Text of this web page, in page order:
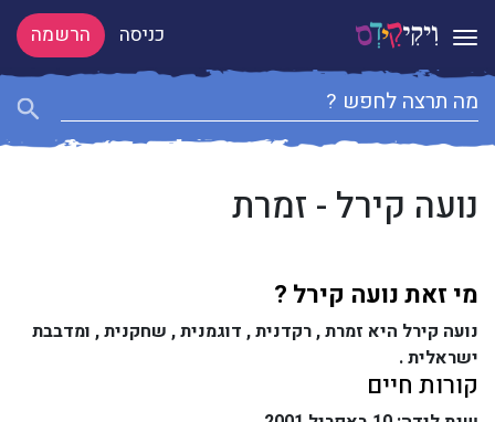
Toggle navigation כניסה הרשמה
נועה קירל - זמרת
מי זאת נועה קירל ?
נועה קירל היא זמרת , רקדנית , דוגמנית , שחקנית , ומדבבת
ישראלית .
קורות חיים